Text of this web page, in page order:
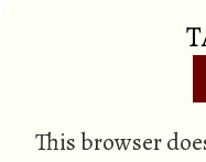
This browser